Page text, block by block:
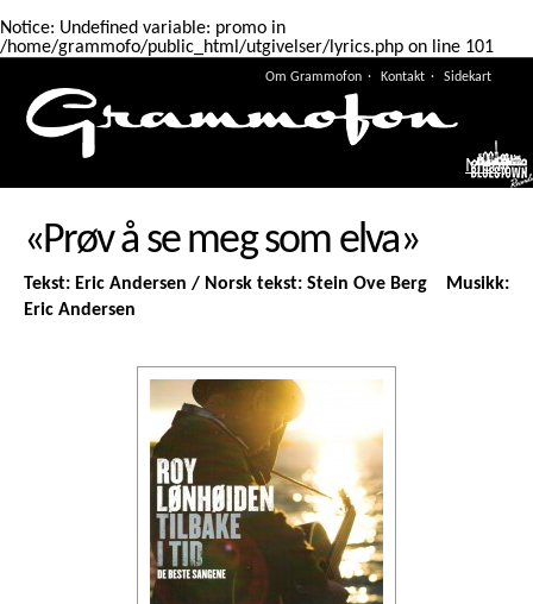
Notice: Undefined variable: promo in
/home/grammofo/public_html/utgivelser/lyrics.php on line 101
Om Grammofon Kontakt Sidekart
Meny
«Prøv å se meg som elva»
Tekst: Eric Andersen / Norsk tekst: Stein Ove Berg Musikk:
Eric Andersen